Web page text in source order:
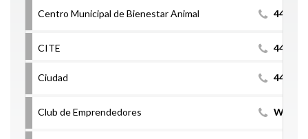
Centro Municipal de Bienestar Animal
CITE
Ciudad
Club de Emprendedores